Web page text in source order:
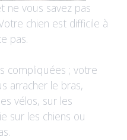
ne vous savez pas
chien est difficile à
pas.
compliquées ; votre
arracher le bras,
vélos, sur les
sur les chiens ou